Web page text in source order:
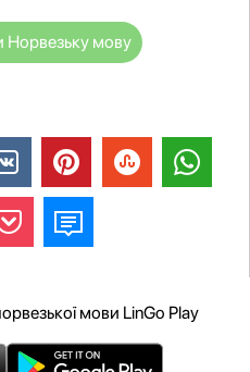
Норвезьку мову
мови LinGo Play